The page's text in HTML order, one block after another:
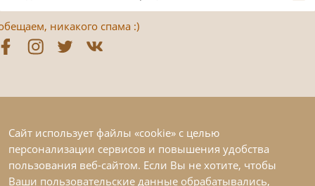
никакого спама :)
Сайт использует файлы «cookie» с целью
персонализации сервисов и повышения удобства
пользования веб-сайтом. Если Вы не хотите, чтобы
Ваши пользовательские данные обрабатывались,